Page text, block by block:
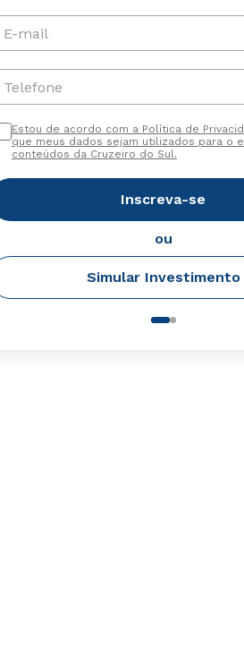
E-mail
Telefone
Estou de acordo com a Política de
que meus dados sejam utilizados para o
conteúdos da Cruzeiro do Sul.
Inscreva-se
ou
Simular Investimento